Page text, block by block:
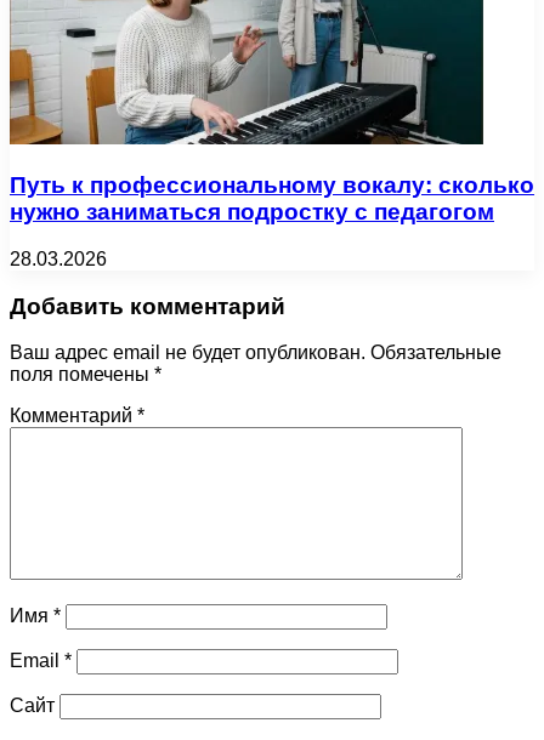
Путь к профессиональному вокалу: сколько
нужно заниматься подростку с педагогом
28.03.2026
Добавить комментарий
Ваш адрес email не будет опубликован. Обязательные
поля помечены *
Комментарий *
Имя *
Email *
Сайт